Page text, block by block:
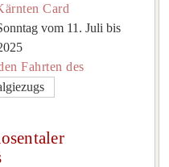
Card
vom 11. Juli bis
Fahrten des